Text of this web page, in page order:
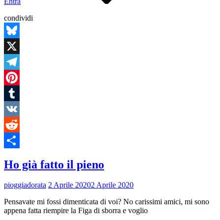
condividi
Bluesky
X
Telegram
Pinterest
Tumblr
VK
Reddit
Ho già fatto il pieno
pioggiadorata 2 Aprile 20202 Aprile 2020
Pensavate mi fossi dimenticata di voi? No carissimi amici, mi sono
appena fatta riempire la Figa di sborra e voglio